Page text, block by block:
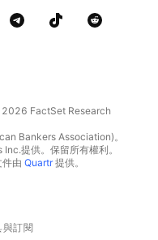
FactSet Research
Bankers Association)。
提供。保留所有權利。
由 Quartr提供。
與訂閱